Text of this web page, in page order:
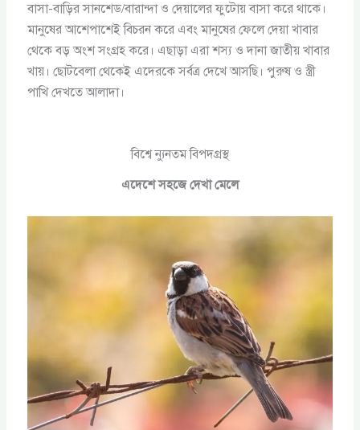
বাসা-বাড়ির সানশেড/বারান্দা ও দেয়ালের ফুটোয় বাসা করে থাকে।
মানুষের আশেপাশেই বিচরন করে এবং মানুষের ফেলে দেয়া খাবার
থেকে বড় অংশ সংগ্রহ করে। এছাড়া এরা শস্য ও দানা জাতীয় খাবার
খায়। ছোটবেলা থেকেই এদেরকে সর্বত্র দেখে আসছি। পুরুষ ও স্ত্রী
পাখি দেখতে আলাদা।
বিশ্বে ন্যুনতম বিপদগ্রস্থ
এদেশে সহজে দেখা মেলে